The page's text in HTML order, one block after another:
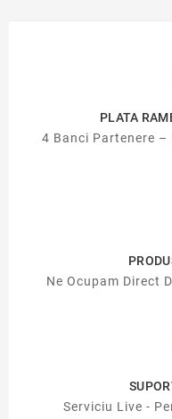
PLATA
4 Banci Partenere –
Ne Ocupam Direct
Serviciu Live -